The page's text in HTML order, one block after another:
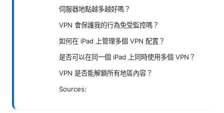
伺服器地點越多越好嗎？
VPN 會保護我的行為免受監控嗎？
如何在 iPad 上管理多個 VPN 配置？
是否可以在同一個 iPad 上同時使用多個 VPN？
VPN 是否能解鎖所有地區內容？
Sources: